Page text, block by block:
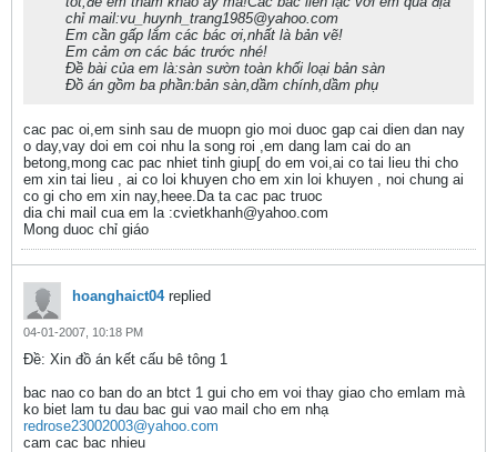
chỉ mail:vu_huynh_trang1985@yahoo.com
Em cần gấp lắm các bác ơi,nhất là bản vẽ!
Em cảm ơn các bác trước nhé!
Đề bài của em là:sàn sườn toàn khối loại bản sàn
Đồ án gồm ba phần:bản sàn,dầm chính,dầm phụ
cac pac oi,em sinh sau de muopn gio moi duoc gap cai dien dan nay
o day,vay doi em coi nhu la song roi ,em dang lam cai do an
betong,mong cac pac nhiet tinh giup[ do em voi,ai co tai lieu thi cho
em xin tai lieu , ai co loi khuyen cho em xin loi khuyen , noi chung ai
co gi cho em xin nay,heee.Da ta cac pac truoc
dia chi mail cua em la :cvietkhanh@yahoo.com
Mong duoc chỉ giáo
hoanghaict04replied
04-01-2007, 10:18 PM
Ðề: Xin đồ án kết cấu bê tông 1
bac nao co ban do an btct 1 gui cho em voi thay giao cho emlam mà
ko biet lam tu dau bac gui vao mail cho em nhạ
redrose23002003@yahoo.com
cam cac bac nhieu